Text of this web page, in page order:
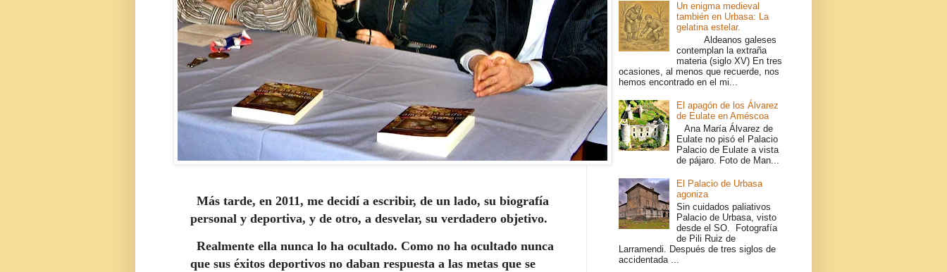
Más tarde, en 2011, me decidí a escribir, de un lado, su biografía
personal y deportiva, y de otro, a desvelar, su verdadero objetivo.
Realmente ella nunca lo ha ocultado. Como no ha ocultado nunca
que sus éxitos deportivos no daban respuesta a las metas que se
Un enigma medieval
también en Urbasa: La
gelatina estelar.
Aldeanos galeses
contemplan la extraña
materia (siglo XV) En tres
ocasiones, al menos que recuerde, nos
hemos encontrado en el mi...
El apagón de los Álvarez
de Eulate en Améscoa
Ana María Álvarez de
Eulate no pisó el Palacio
Palacio de Eulate a vista
de pájaro. Foto de Man...
El Palacio de Urbasa
agoniza
Sin cuidados paliativos
Palacio de Urbasa, visto
desde el SO. Fotografía
de Pili Ruiz de
Larramendi. Después de tres siglos de
accidentada ...